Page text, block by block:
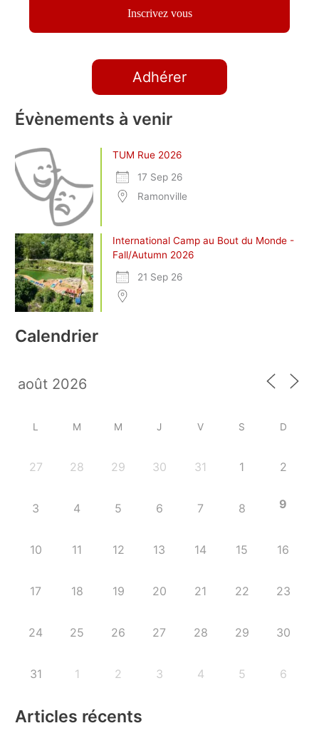
Adhérer
Évènements à venir
TUM Rue 2026
17 Sep 26
Ramonville
International Camp au Bout du Monde -
Fall/Autumn 2026
21 Sep 26
Calendrier
L M M J V S D
27 28 29 30 31 1 2
3 4 5 6 7 8 9
10 11 12 13 14 15 16
17 18 19 20 21 22 23
24 25 26 27 28 29 30
31 1 2 3 4 5 6
Articles récents